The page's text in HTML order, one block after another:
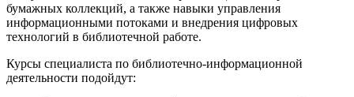
бумажных коллекций, а также навыки управления
информационными потоками и внедрения цифровых
технологий в библиотечной работе.
Курсы специалиста по библиотечно-информационной
деятельности подойдут: